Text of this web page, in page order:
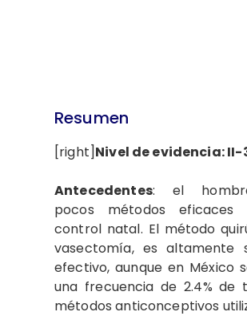
Resumen
[right]Nivel de evidencia: II-
Antecedentes: el
pocos métodos
control natal. El método
vasectomía, es altamente
efectivo, aunque en México
una frecuencia de 2.4% de
métodos anticonceptivos